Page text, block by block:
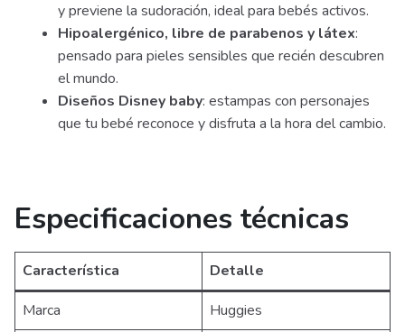
y previene la sudoración, ideal para bebés activos.
Hipoalergénico, libre de parabenos y látex:
pensado para pieles sensibles que recién descubren
el mundo.
Diseños Disney baby: estampas con personajes
que tu bebé reconoce y disfruta a la hora del cambio.
Especificaciones técnicas
Característica
Detalle
Marca
Huggies